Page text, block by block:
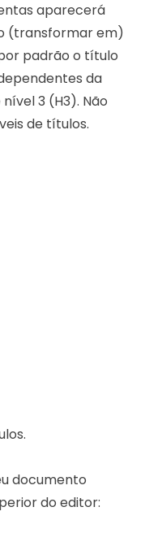
aparecerá
(transformar em)
padrão o título
da
3 (H3). Não
de títulos.
documento
do editor: